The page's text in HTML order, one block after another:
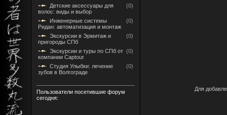
Детские аксессуары для
волос: виды и выбор
(0)
Инженерные системы
Ридан: автоматизация и монтаж
(0)
Экскурсии в Эрмитаж и
пригороды СПб
(0)
Экскурсии и туры по СПб от
компании Captour
(0)
Студия Улыбки: лечение
зубов в Волгограде
(0)
Пользователи посетившие форум
сегодня:
Для